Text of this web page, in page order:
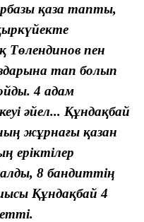
қаза тапты,
Төлендинов пен
тап болып
4 адам
әйел... Құндақбай
жұрнағы қазан
еріктілер
8 бандиттің
Құндақбай 4